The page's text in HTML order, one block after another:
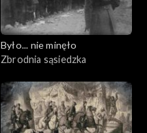
Było... nie minęło
Zbrodnia sąsiedzka